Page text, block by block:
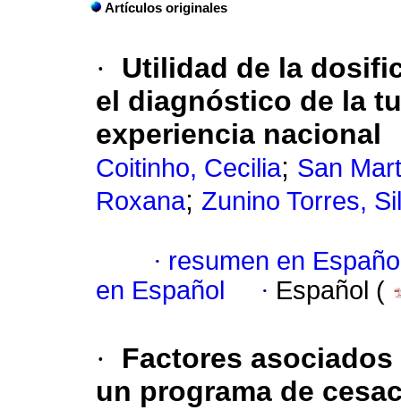
Artículos originales
·
Utilidad de la
el diagnóstico de la
experiencia nacional
Coitinho, Cecilia; San
Roxana; Zunino Torres,
· resumen en
en Español
· Español (
·
Factores
un programa de